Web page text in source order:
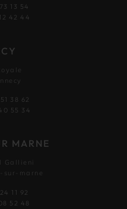
13 54
42 44
38 62
55 34
MARNE
Gallieni
marne
11 92
52 48